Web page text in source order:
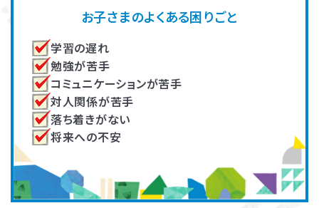
LITALICOワンダー
LITALICOライフ
LITALICOワークス
LITALICO仕事ナビ
LITALICO教育ソフト
LITALICO発達特性検査
LITALICO研究所
お子さまのよくある困りごと
学習の遅れ
勉強が苦手
コミュニケーションが苦手
対人関係が苦手
落ち着きがない
将来への不安
ト、指導者の育成、記事の監修等
の質を担保。
他にも発達障害児教育の分野において専門性の高
いスーパーバイザーが多数在籍し、各教室の指導